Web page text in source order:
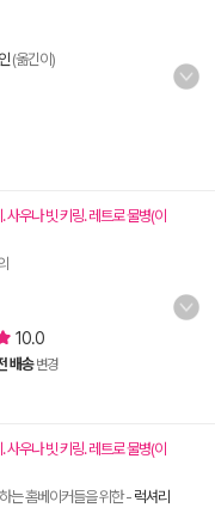
(옮긴이)
우나 빗 키링. 레트로 물병(이
10.0
배송 변경
우나 빗 키링. 레트로 물병(이
는 홈베이커들을 위한- 럭셔리